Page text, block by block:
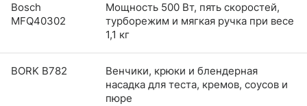
Bosch
MFQ40302
Мощность 500 Вт, пять скоростей,
турборежим и мягкая ручка при весе
1,1 кг
BORK B782
Венчики, крюки и блендерная
насадка для теста, кремов, соусов и
пюре